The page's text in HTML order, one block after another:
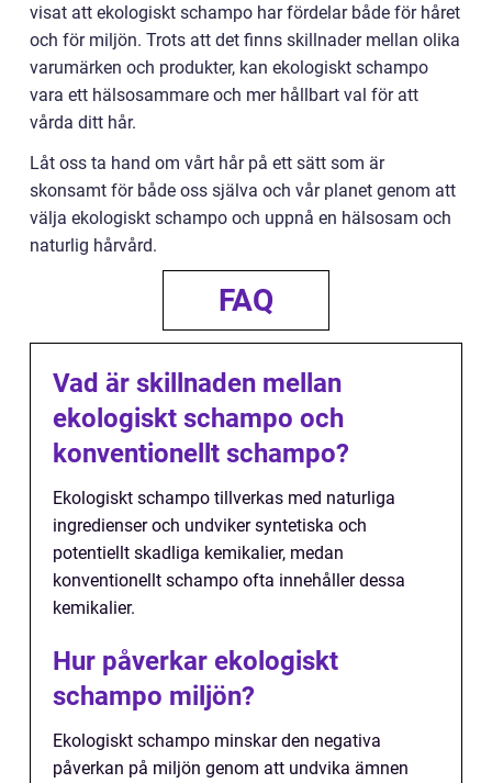
visat att ekologiskt schampo har fördelar både för håret
och för miljön. Trots att det finns skillnader mellan olika
varumärken och produkter, kan ekologiskt schampo
vara ett hälsosammare och mer hållbart val för att
vårda ditt hår.
Låt oss ta hand om vårt hår på ett sätt som är
skonsamt för både oss själva och vår planet genom att
välja ekologiskt schampo och uppnå en hälsosam och
naturlig hårvård.
FAQ
Vad är skillnaden mellan
ekologiskt schampo och
konventionellt schampo?
Ekologiskt schampo tillverkas med naturliga
ingredienser och undviker syntetiska och
potentiellt skadliga kemikalier, medan
konventionellt schampo ofta innehåller dessa
kemikalier.
Hur påverkar ekologiskt
schampo miljön?
Ekologiskt schampo minskar den negativa
påverkan på miljön genom att undvika ämnen